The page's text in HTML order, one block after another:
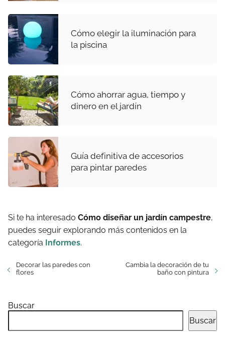
Cómo elegir la iluminación para
la piscina
Cómo ahorrar agua, tiempo y
dinero en el jardín
Guía definitiva de accesorios
para pintar paredes
Si te ha interesado Cómo diseñar un jardín campestre,
puedes seguir explorando más contenidos en la
categoría Informes.
Decorar las paredes con
flores
Cambia la decoración de tu
baño con pintura
Buscar
Buscar